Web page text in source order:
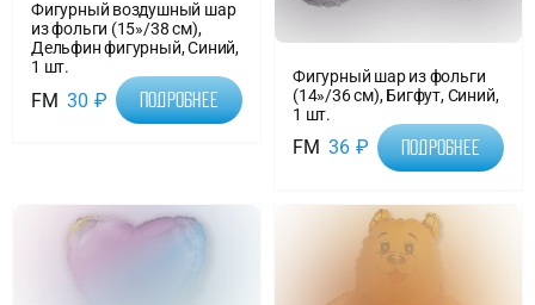
Фигурный воздушный шар
из фольги (15»/38 см),
Дельфин фигурный, Синий,
1 шт.
FM 30 ₽ Подробнее
Фигурный шар из фольги
(14»/36 см), Бигфут, Синий,
1 шт.
FM 36 ₽ Подробнее